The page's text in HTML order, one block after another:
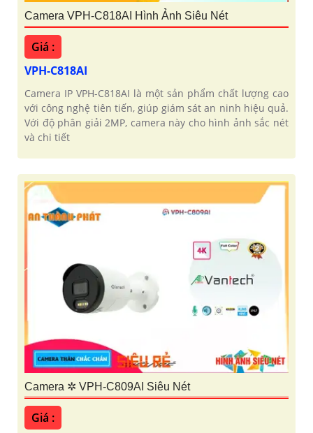
Camera VPH-C818AI Hình Ảnh Siêu Nét
Giá :
VPH-C818AI
Camera IP VPH-C818AI là một sản phẩm chất lượng cao
với công nghệ tiên tiến, giúp giám sát an ninh hiệu quả.
Với độ phân giải 2MP, camera này cho hình ảnh sắc nét
và chi tiết
Camera ✲ VPH-C809AI Siêu Nét
Giá :